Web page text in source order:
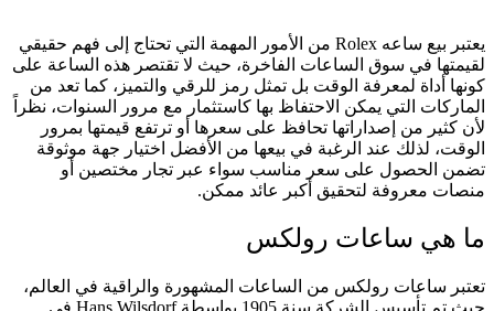
يعتبر بيع ساعه Rolex من الأمور المهمة التي تحتاج إلى فهم حقيقي
لقيمتها في سوق الساعات الفاخرة، حيث لا تقتصر هذه الساعة على
كونها أداة لمعرفة الوقت بل تمثل رمز للرقي والتميز، كما تعد من
الماركات التي يمكن الاحتفاظ بها كاستثمار مع مرور السنوات، نظراً
لأن كثير من إصداراتها تحافظ على سعرها أو ترتفع قيمتها بمرور
الوقت، لذلك عند الرغبة في بيعها من الأفضل اختيار جهة موثوقة
تضمن الحصول على سعر مناسب سواء عبر تجار مختصين أو
منصات معروفة لتحقيق أكبر عائد ممكن.
ما هي ساعات رولكس
تعتبر ساعات رولكس من الساعات المشهورة والراقية في العالم،